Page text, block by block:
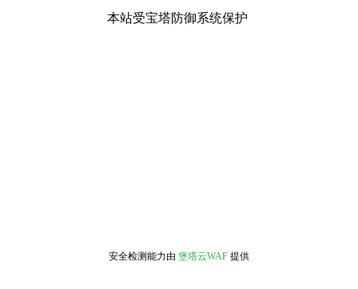
本站受宝塔防御系统保护
安全检测能力由 堡塔云WAF 提供